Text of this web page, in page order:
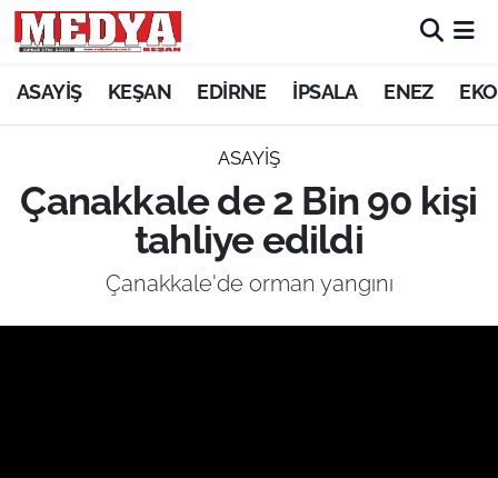
ASAYİŞ KEŞAN EDİRNE İPSALA ENEZ
ASAYİŞ
Çanakkale de 2 Bin 90 kişi
tahliye edildi
Çanakkale'de orman yangını
KEŞAN
ASAYİŞ
SİYASET